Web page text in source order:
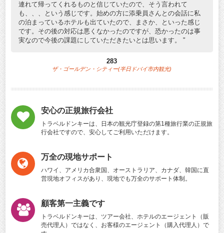
連れて帰ってくれるものと信じていたので、そう言われて
も、、、という感じです。始めの方に添乗員さんとの会話に私
の泊まっているホテルも出ていたので、まさか、といった感じ
です。その後の対応は悪くなかったのですが、恐かったのは事
実なので今後の課題にしていただきたいとは思います。
283
ザ・ゴールデン・シティー(半日ドバイ市内観光)
安心の正規旅行会社
トラベルドンキーは、日本の観光庁登録の第1種旅行業の正規旅
行会社ですので、安心してご利用いただけます。
万全の現地サポート
ハワイ、アメリカ合衆国、オーストラリア、カナダ、韓国に直
営現地オフィスがあり、現地でも万全のサポート体制。
顧客第一主義です
トラベルドンキーは、ツアー会社、ホテルのエージェント（販
売代理人）ではなく、お客様のエージェント（購入代理人）で